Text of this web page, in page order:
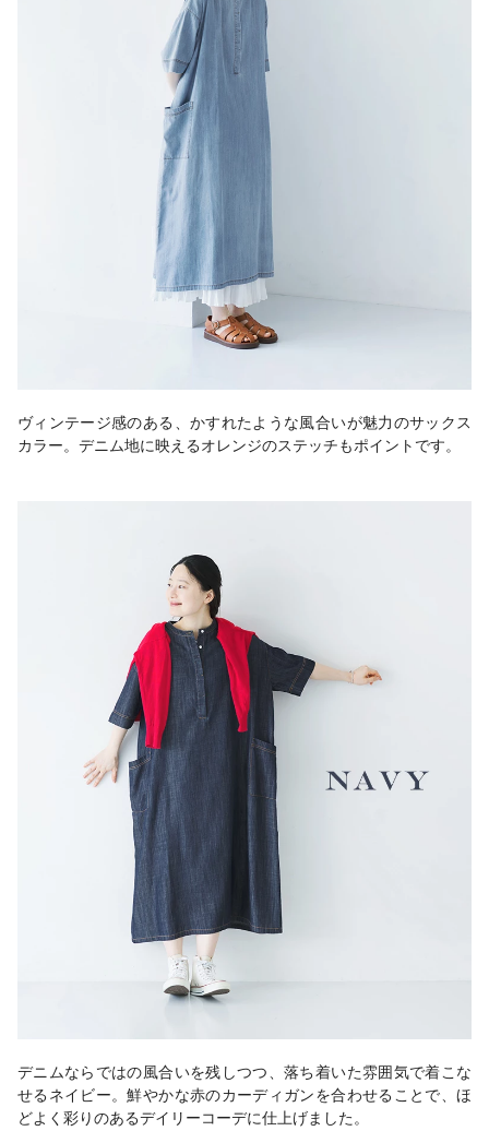
ヴィンテージ感のある、かすれたような風合いが魅力のサックス
カラー。デニム地に映えるオレンジのステッチもポイントです。
デニムならではの風合いを残しつつ、落ち着いた雰囲気で着こな
せるネイビー。鮮やかな赤のカーディガンを合わせることで、ほ
どよく彩りのあるデイリーコーデに仕上げました。